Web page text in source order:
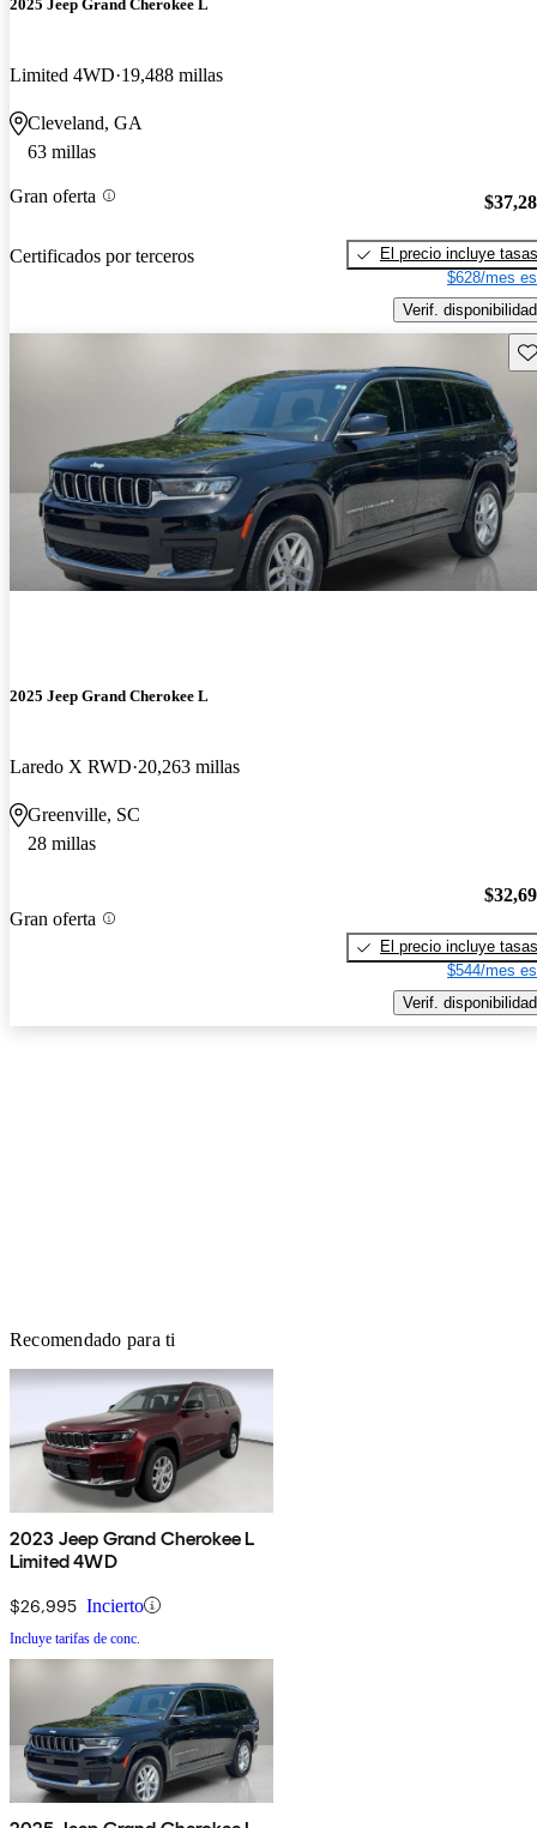
2025 Jeep Grand Cherokee L
Limited 4WD 19,488 millas
Cleveland, GA
63 millas
Gran oferta
Certificados por terceros
El precio incluye tasas
$628/mes
Verif. disponibilidad
2025 Jeep Grand Cherokee L
Laredo X RWD 20,263 millas
Greenville, SC
28 millas
Gran oferta
El precio incluye tasas
$544/mes
Verif. disponibilidad
Recomendado para ti
2023 Jeep Grand Cherokee L
Limited 4WD
$26,995 Incierto
Incluye tarifas de conc.